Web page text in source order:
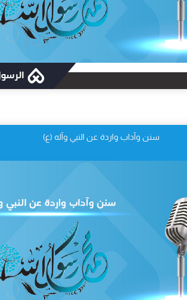
سنن وآداب واردة عن النبي وآله (ع)